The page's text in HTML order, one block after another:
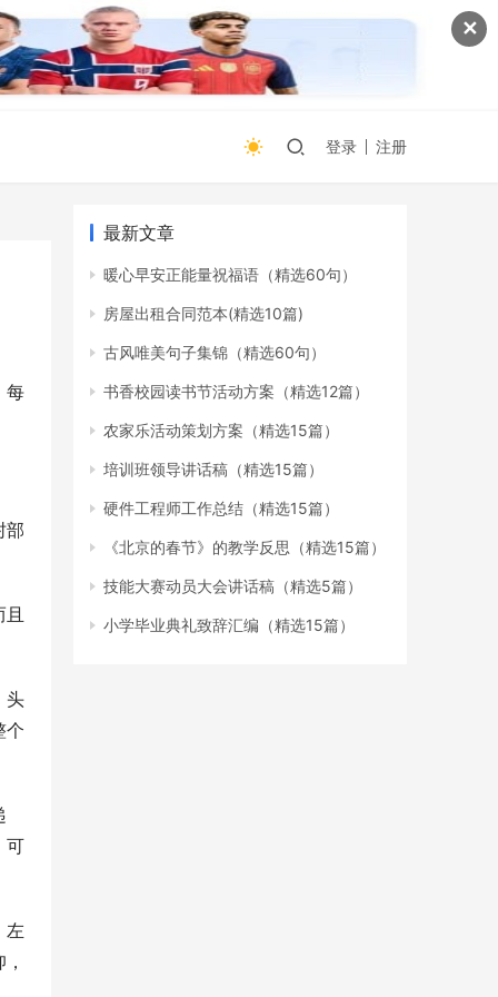
✕
登录 注册
每
部
头
个
可
左
最新文章
暖心早安正能量祝福语（精选60句）
房屋出租合同范本(精选10篇)
古风唯美句子集锦（精选60句）
书香校园读书节活动方案（精选12篇）
农家乐活动策划方案（精选15篇）
培训班领导讲话稿（精选15篇）
硬件工程师工作总结（精选15篇）
《北京的春节》的教学反思（精选15篇）
技能大赛动员大会讲话稿（精选5篇）
小学毕业典礼致辞汇编（精选15篇）